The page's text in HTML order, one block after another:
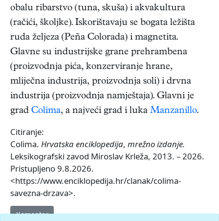
obalu ribarstvo (tuna, skuša) i akvakultura
(račići, školjke). Iskorištavaju se bogata ležišta
ruda željeza (Peña Colorada) i magnetita.
Glavne su industrijske grane prehrambena
(proizvodnja pića, konzerviranje hrane,
mliječna industrija, proizvodnja soli) i drvna
industrija (proizvodnja namještaja). Glavni je
grad Colima, a najveći grad i luka Manzanillo.
Citiranje:
Colima. Hrvatska enciklopedija, mrežno izdanje.
Leksikografski zavod Miroslav Krleža, 2013. – 2026.
Pristupljeno 9.8.2026.
<https://www.enciklopedija.hr/clanak/colima-
savezna-drzava>.
Komentar